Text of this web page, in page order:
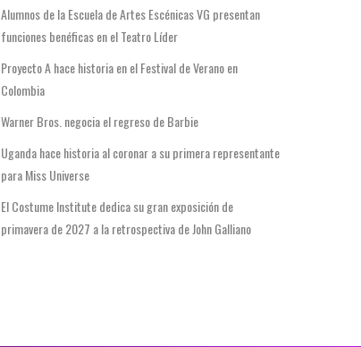
Alumnos de la Escuela de Artes Escénicas VG presentan
funciones benéficas en el Teatro Líder
Proyecto A hace historia en el Festival de Verano en
Colombia
Warner Bros. negocia el regreso de Barbie
Uganda hace historia al coronar a su primera representante
para Miss Universe
El Costume Institute dedica su gran exposición de
primavera de 2027 a la retrospectiva de John Galliano